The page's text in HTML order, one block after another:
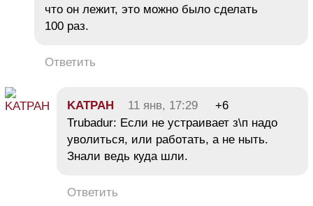
что он лежит, это можно было сделать
100 раз.
Ответить
KATPAH 11 янв, 17:29
+6
Trubadur: Если не устраивает з\п надо
уволиться, или работать, а не ныть.
Знали ведь куда шли.
Ответить